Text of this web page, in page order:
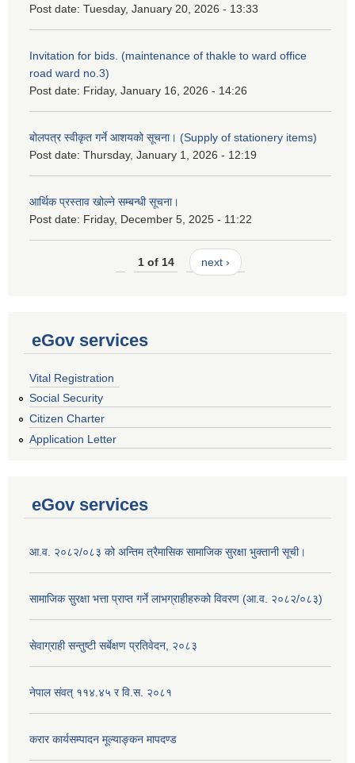
Post date: Tuesday, January 20, 2026 - 13:33
Invitation for bids. (maintenance of thakle to ward office
road ward no.3)
Post date: Friday, January 16, 2026 - 14:26
बोलपत्र स्वीकृत गर्ने आशयको सूचना। (Supply of stationery items)
Post date: Thursday, January 1, 2026 - 12:19
आर्थिक प्रस्ताव खोल्ने सम्बन्धी सूचना।
Post date: Friday, December 5, 2025 - 11:22
1 of 14 next ›
eGov services
Vital Registration
Social Security
Citizen Charter
Application Letter
eGov services
आ.व. २०८२/०८३ को अन्तिम त्रैमासिक सामाजिक सुरक्षा भुक्तानी सूची।
सामाजिक सुरक्षा भत्ता प्राप्त गर्ने लाभग्राहीहरुको विवरण (आ.व. २०८२/०८३)
सेवाग्राही सन्तुष्टी सर्बेक्षण प्रतिवेदन, २०८३
नेपाल संवत् ११४.४५ र वि.स. २०८१
करार कार्यसम्पादन मूल्याङ्कन मापदण्ड